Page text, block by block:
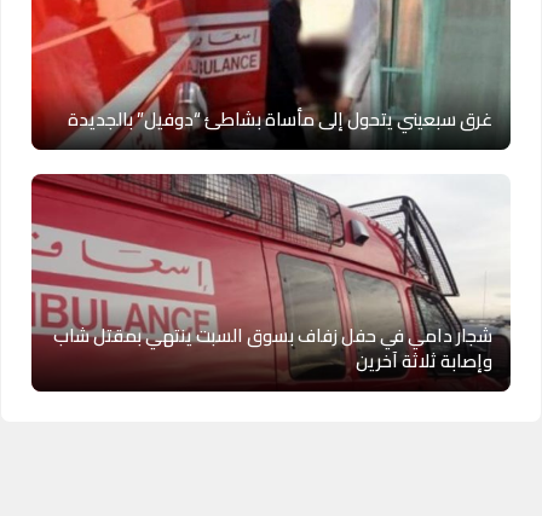
غرق سبعيني يتحول إلى مأساة بشاطئ “دوفيل” بالجديدة
شجار دامي في حفل زفاف بسوق السبت ينتهي بمقتل شاب
وإصابة ثلاثة آخرين